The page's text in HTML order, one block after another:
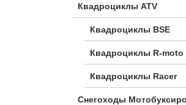
Квадроциклы ATV
Квадроциклы BSE
Квадроциклы R-moto
Квадроциклы Racer
Снегоходы